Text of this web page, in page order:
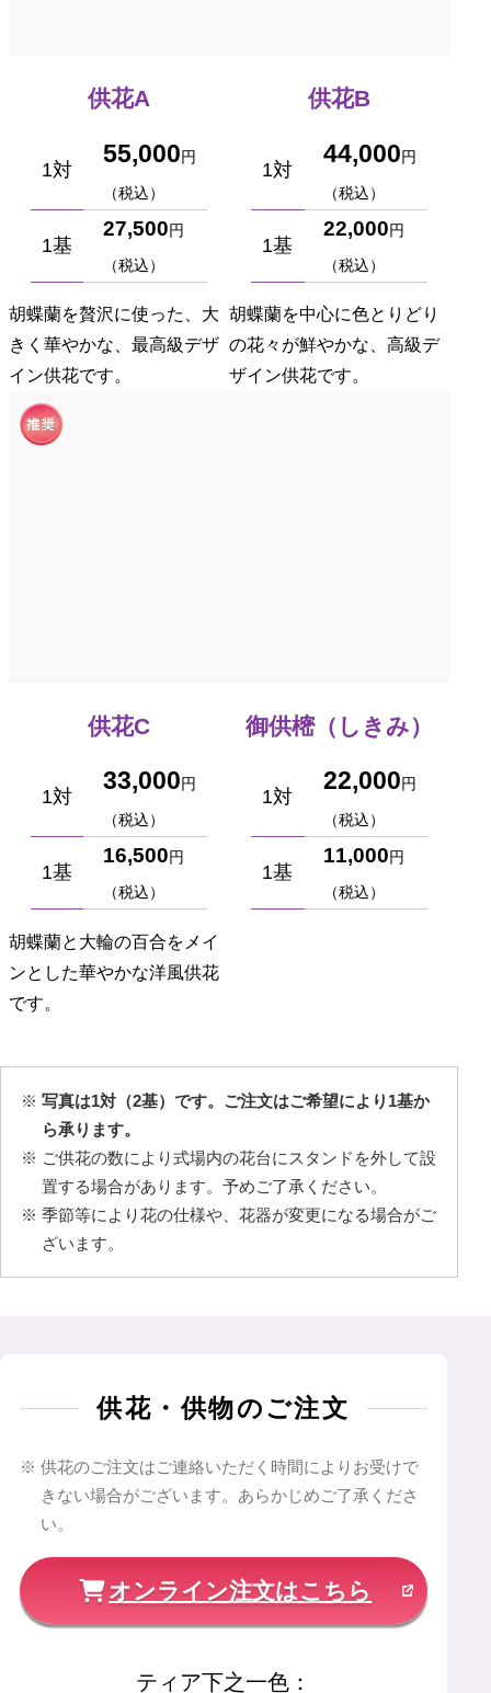
供花A
1対
55,000円
（税込）
1基
27,500円
（税込）
胡蝶蘭を贅沢に使った、大
きく華やかな、最高級デザ
イン供花です。
供花B
1対
44,000円
（税込）
1基
22,000円
（税込）
胡蝶蘭を中心に色とりどり
の花々が鮮やかな、高級デ
ザイン供花です。
供花C
1対
33,000円
（税込）
1基
16,500円
（税込）
胡蝶蘭と大輪の百合をメイ
ンとした華やかな洋風供花
です。
御供樒（しきみ）
1対
22,000円
（税込）
1基
11,000円
（税込）
写真は1対（2基）です。ご注文はご希望により1基か
ら承ります。
ご供花の数により式場内の花台にスタンドを外して設
置する場合があります。予めご了承ください。
季節等により花の仕様や、花器が変更になる場合がご
ざいます。
供花・供物のご注文
供花のご注文はご連絡いただく時間によりお受けで
きない場合がございます。あらかじめご了承くださ
い。
オンライン注文はこちら
ティア下之一色：